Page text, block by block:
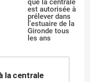
que la centrale
est autorisée à
prélever dans
l'estuaire de la
Gironde tous
les ans
la centrale